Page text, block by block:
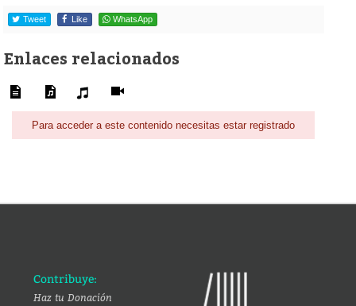
Tweet Like WhatsApp
Enlaces relacionados
Para acceder a este contenido necesitas estar registrado
Contribuye:
Haz tu Donación